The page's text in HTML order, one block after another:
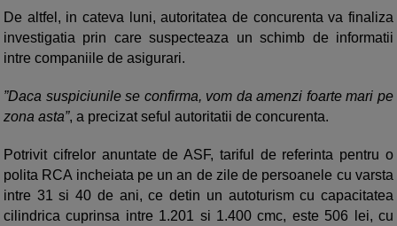
De altfel, in cateva luni, autoritatea de concurenta va finaliza
investigatia prin care suspecteaza un schimb de informatii
intre companiile de asigurari.
”Daca suspiciunile se confirma, vom da amenzi foarte mari pe
zona asta”, a precizat seful autoritatii de concurenta.
Potrivit cifrelor anuntate de ASF, tariful de referinta pentru o
polita RCA incheiata pe un an de zile de persoanele cu varsta
intre 31 si 40 de ani, ce detin un autoturism cu capacitatea
cilindrica cuprinsa intre 1.201 si 1.400 cmc, este 506 lei, cu